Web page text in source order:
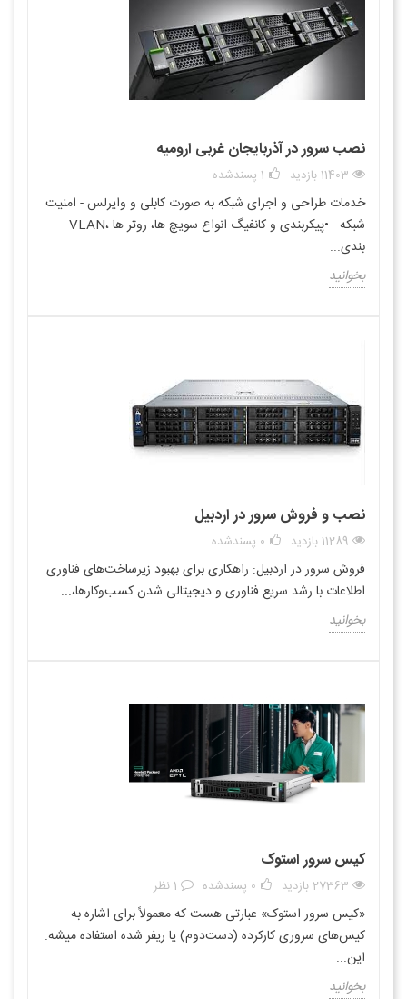
نصب سرور در آذربایجان غربی ارومیه
11403 بازدید 1 پسندشده
خدمات طراحی و اجرای شبکه به صورت کابلی و وایرلس - امنیت
شبکه - •پیکربندی و کانفیگ انواع سویچ ها، روتر ها ،VLAN
بندی...
بخوانید
نصب و فروش سرور در اردبیل
11289 بازدید 0 پسندشده
فروش سرور در اردبیل: راهکاری برای بهبود زیرساخت‌های فناوری
اطلاعات با رشد سریع فناوری و دیجیتالی شدن کسب‌وکارها،...
بخوانید
کیس سرور استوک
27363 بازدید 0 پسندشده 1 نظر
«کیس سرور استوک» عبارتی هست که معمولاً برای اشاره به
کیس‌های سروری کارکرده (دست‌دوم) یا ریفر شده استفاده میشه.
این...
بخوانید